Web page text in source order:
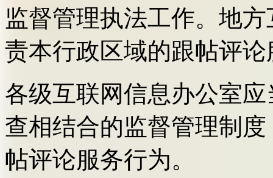
监督管理执法工作。地
责本行政区域的跟帖评
各级互联网信息办公室
查相结合的监督管理制
帖评论服务行为。